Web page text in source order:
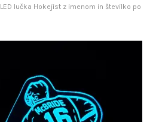
LED lučka Hokejist z imenom in številko po